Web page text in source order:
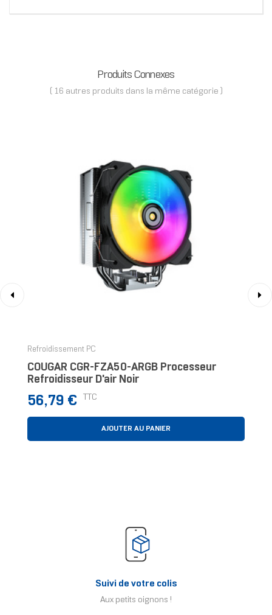
Produits Connexes
( 16 autres produits dans la même catégorie )
Refroidissement PC
COUGAR CGR-FZA50-ARGB Processeur
Refroidisseur D'air Noir
Prix
56,79 € TTC
AJOUTER AU PANIER
Suivi de votre colis
Aux petits oignons !